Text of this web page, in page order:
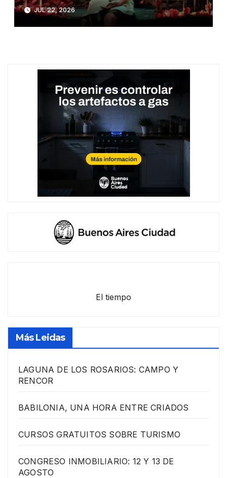
JUL 22, 2026
El tiempo
Más Leidas
LAGUNA DE LOS ROSARIOS: CAMPO Y
RENCOR
BABILONIA, UNA HORA ENTRE CRIADOS
CURSOS GRATUITOS SOBRE TURISMO
CONGRESO INMOBILIARIO: 12 Y 13 DE
AGOSTO